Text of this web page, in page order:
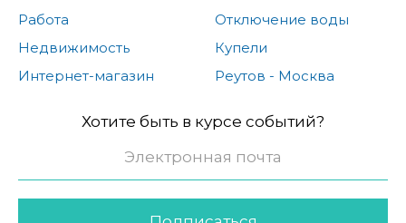
Работа
Недвижимость
Интернет-магазин
Отключение воды
Купели
Реутов - Москва
Хотите быть в курсе событий?